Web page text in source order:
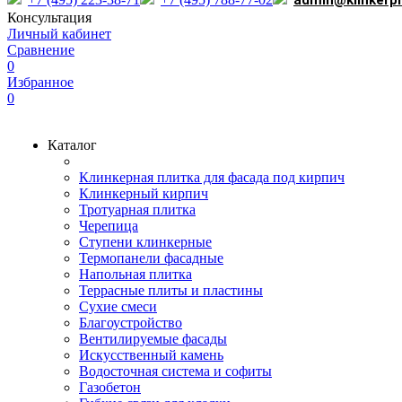
Консультация
Личный кабинет
Сравнение
0
Избранное
0
Каталог
Клинкерная плитка для фасада под кирпич
Клинкерный кирпич
Тротуарная плитка
Черепица
Ступени клинкерные
Термопанели фасадные
Напольная плитка
Террасные плиты и пластины
Сухие смеси
Благоустройство
Вентилируемые фасады
Искусственный камень
Водосточная система и софиты
Газобетон